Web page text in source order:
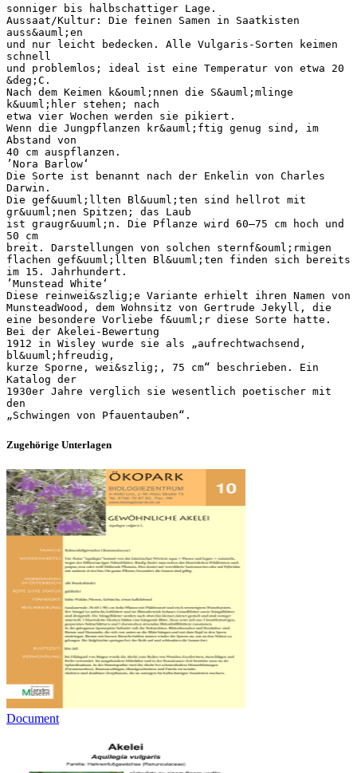
sonniger bis halbschattiger Lage.
Aussaat/Kultur: Die feinen Samen in Saatkisten
auss&auml;en
und nur leicht bedecken. Alle Vulgaris-Sorten keimen
schnell
und problemlos; ideal ist eine Temperatur von etwa 20
&deg;C.
Nach dem Keimen k&ouml;nnen die S&auml;mlinge
k&uuml;hler stehen; nach
etwa vier Wochen werden sie pikiert.
Wenn die Jungpflanzen kr&auml;ftig genug sind, im
Abstand von
40 cm auspflanzen.
’Nora Barlow‘
Die Sorte ist benannt nach der Enkelin von Charles
Darwin.
Die gef&uuml;llten Bl&uuml;ten sind hellrot mit
gr&uuml;nen Spitzen; das Laub
ist graugr&uuml;n. Die Pflanze wird 60–75 cm hoch und
50 cm
breit. Darstellungen von solchen sternf&ouml;rmigen
flachen gef&uuml;llten Bl&uuml;ten finden sich bereits
im 15. Jahrhundert.
’Munstead White‘
Diese reinwei&szlig;e Variante erhielt ihren Namen von
MunsteadWood, dem Wohnsitz von Gertrude Jekyll, die
eine besondere Vorliebe f&uuml;r diese Sorte hatte.
Bei der Akelei-Bewertung
1912 in Wisley wurde sie als „aufrechtwachsend,
bl&uuml;hfreudig,
kurze Sporne, wei&szlig;, 75 cm“ beschrieben. Ein
Katalog der
1930er Jahre verglich sie wesentlich poetischer mit
den
Zugehörige Unterlagen
Document